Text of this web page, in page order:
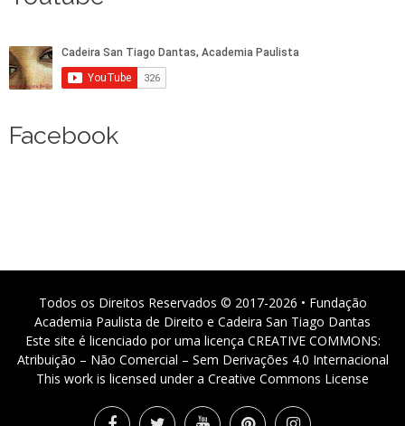
Facebook
Todos os Direitos Reservados © 2017-2026 • Fundação
Academia Paulista de Direito e Cadeira San Tiago Dantas
Este site é licenciado por uma licença CREATIVE COMMONS:
Atribuição – Não Comercial – Sem Derivações 4.0 Internacional
This work is licensed under a Creative Commons License